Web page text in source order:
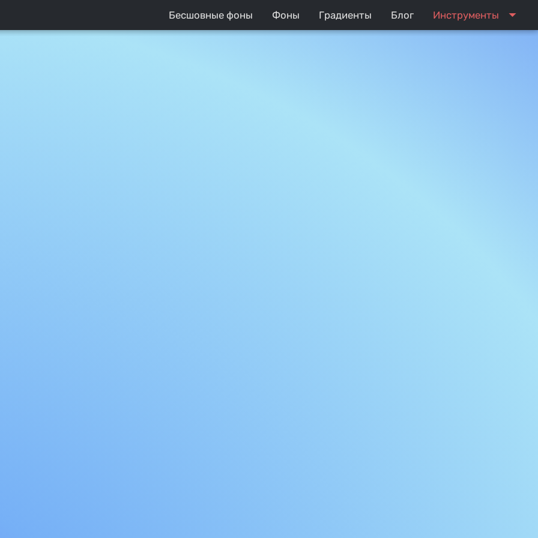
Бесшовные фоны Фоны Градиенты Блог Инструменты arrow_drop_down